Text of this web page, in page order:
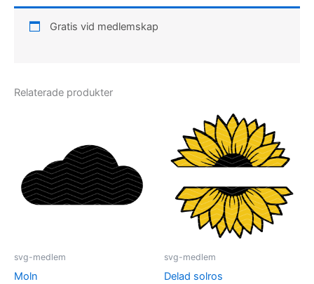
Gratis vid medlemskap
Relaterade produkter
svg-medlem
Moln
svg-medlem
Delad solros